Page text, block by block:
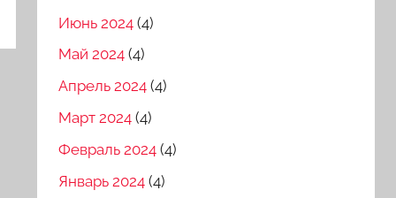
Июнь 2024 (4)
Май 2024 (4)
Апрель 2024 (4)
Март 2024 (4)
Февраль 2024 (4)
Январь 2024 (4)